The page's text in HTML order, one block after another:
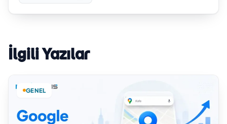
İlgili Yazılar
GENEL